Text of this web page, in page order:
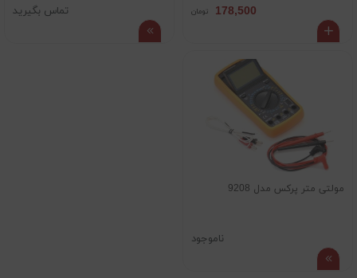
178,500 تومان تماس بگیرید
مولتی متر پرکس مدل 9208
ناموجود